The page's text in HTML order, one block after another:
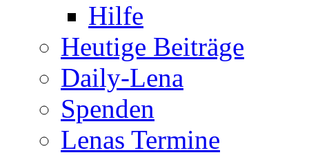
Hilfe
Heutige Beiträge
Daily-Lena
Spenden
Lenas Termine